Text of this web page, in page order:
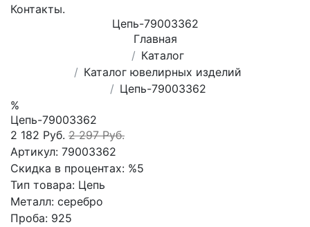
Контакты.
Цепь-79003362
Главная
Каталог
Каталог ювелирных изделий
Цепь-79003362
%
Цепь-79003362
2 182 Руб. 2 297 Руб.
Артикул: 79003362
Скидка в процентах: %5
Тип товара: Цепь
Металл: серебро
Проба: 925